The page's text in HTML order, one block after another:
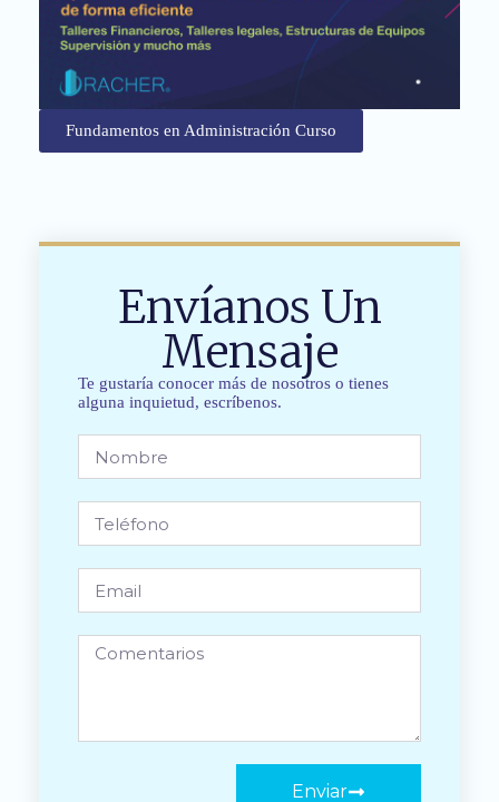
Fundamentos en Administración Curso
Envíanos Un
Mensaje
Te gustaría conocer más de nosotros o tienes
alguna inquietud, escríbenos.
Enviar